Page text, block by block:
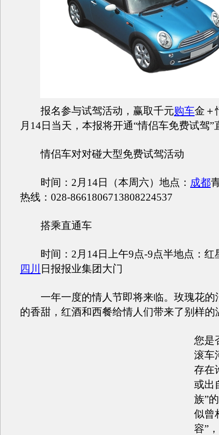
报名参与试驾活动，赢取千元购车金＋
月14日当天，本报将开通“情侣车免费试驾”
情侣车对对碰大型免费试驾活动
时间：2月14日（本周六）地点： 成都
热线：028-8661806713808224537
搭乘直通车
时间：2月14日上午9点-9点半地点：红
四川 日报报业集团大门
一年一度的情人节即将来临。玫瑰花的
的香甜，红酒和西餐给情人们带来了别样的
您是
滚车
存在
或出
族”
似曾
容”